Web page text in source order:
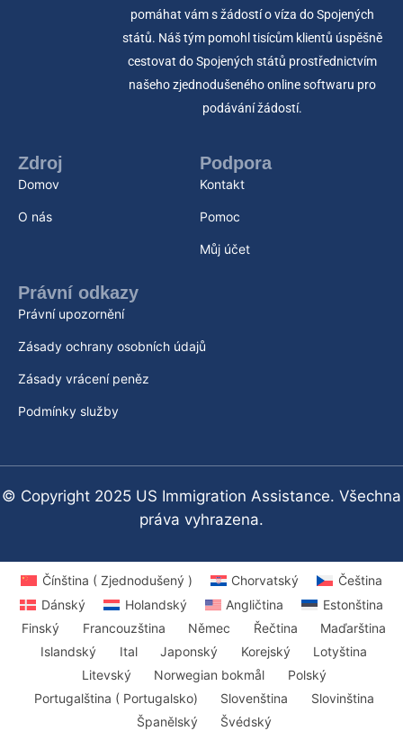
pomáhat vám s žádostí o víza do Spojených
států. Náš tým pomohl tisícům klientů úspěšně
cestovat do Spojených států prostřednictvím
našeho zjednodušeného online softwaru pro
podávání žádostí.
Zdroj
Domov
O nás
Podpora
Kontakt
Pomoc
Můj účet
Právní odkazy
Právní upozornění
Zásady ochrany osobních údajů
Zásady vrácení peněz
Podmínky služby
© Copyright 2025 US Immigration Assistance. Všechna
práva vyhrazena.
Čínština ( Zjednodušený ) Chorvatský
Čeština
Dánský
Holandský Angličtina
Estonština
Finský
Francouzština Němec Řečtina
Maďarština
Islandský
Ital Japonský Korejský
Lotyština
Litevský
Norwegian bokmål
Polský
Portugalština ( Portugalsko)
Slovenština
Slovinština
Španělský
Švédský